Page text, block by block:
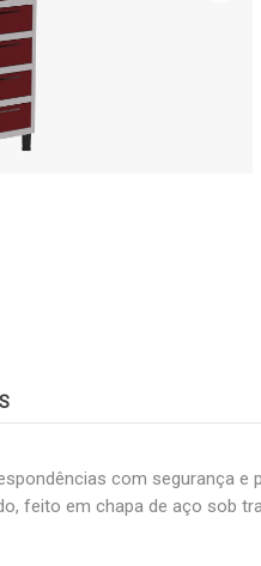
com segurança e
feito em chapa de aço sob